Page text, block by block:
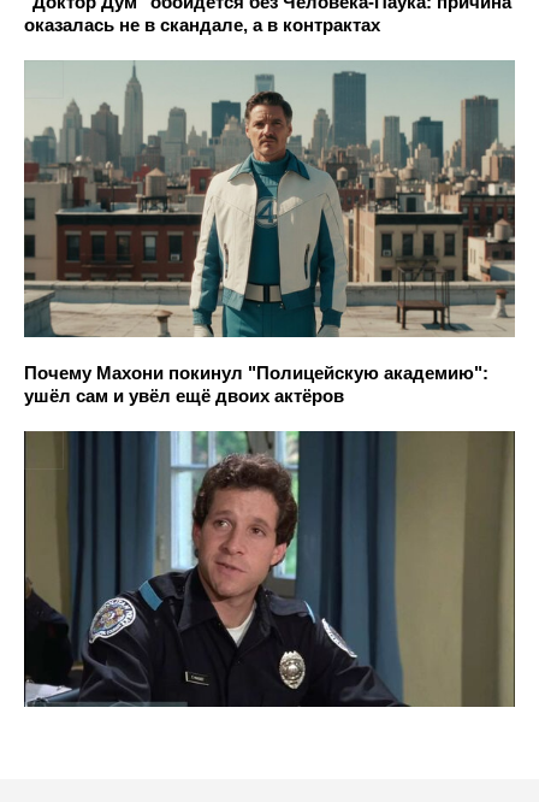
оказалась не в скандале, а в контрактах
Почему Махони покинул "Полицейскую академию":
ушёл сам и увёл ещё двоих актёров